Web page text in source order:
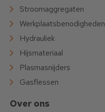
Stroomaggregaten
Werkplaatsbenodigheden
Hydrauliek
Hijsmateriaal
Plasmasnijders
Gasflessen
Over ons